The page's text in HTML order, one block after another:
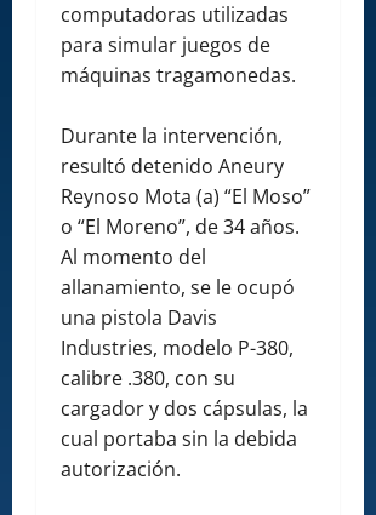
computadoras utilizadas
para simular juegos de
máquinas tragamonedas.
Durante la intervención,
resultó detenido Aneury
Reynoso Mota (a) “El Moso”
o “El Moreno”, de 34 años.
Al momento del
allanamiento, se le ocupó
una pistola Davis
Industries, modelo P-380,
calibre .380, con su
cargador y dos cápsulas, la
cual portaba sin la debida
autorización.